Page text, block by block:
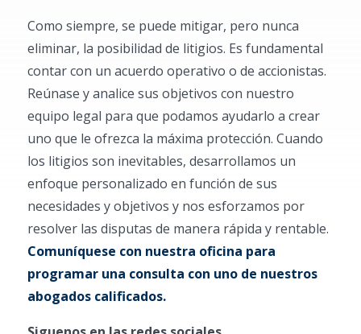
Como siempre, se puede mitigar, pero nunca
eliminar, la posibilidad de litigios. Es fundamental
contar con un acuerdo operativo o de accionistas.
Reúnase y analice sus objetivos con nuestro
equipo legal para que podamos ayudarlo a crear
uno que le ofrezca la máxima protección. Cuando
los litigios son inevitables, desarrollamos un
enfoque personalizado en función de sus
necesidades y objetivos y nos esforzamos por
resolver las disputas de manera rápida y rentable.
Comuníquese con nuestra oficina para
programar una consulta con uno de nuestros
abogados calificados.